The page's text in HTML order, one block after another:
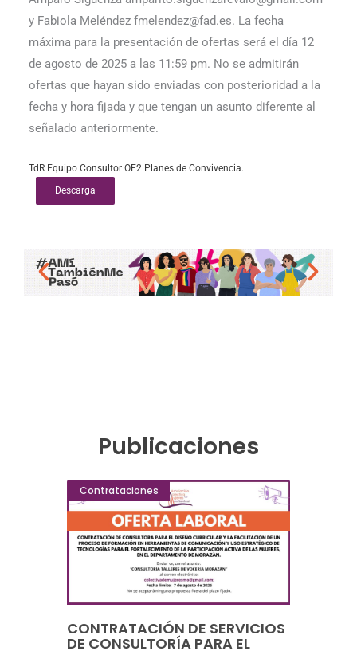
y Fabiola Meléndez fmelendez@fad.es. La fecha
máxima para la presentación de ofertas será el día 12
de agosto de 2025 a las 11:59 pm. No se admitirán
ofertas que hayan sido enviadas con posterioridad a la
fecha y hora fijada y que tengan un asunto diferente al
señalado anteriormente.
TdR Equipo Consultor OE2 Planes de Convivencia.
Descarga
Publicaciones
Contrataciones
CONTRATACIÓN DE SERVICIOS
DE CONSULTORÍA PARA EL